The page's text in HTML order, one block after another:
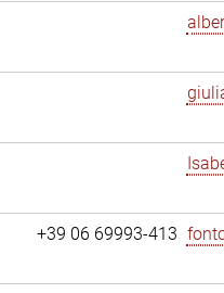
+39 06 69993-413